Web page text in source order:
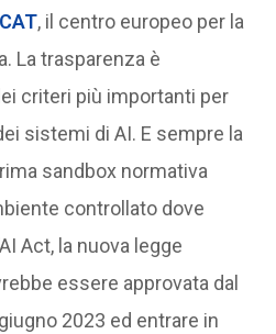
, il centro europeo per la
La trasparenza è
criteri più importanti per
sistemi di AI. E sempre la
sandbox normativa
controllato dove
Act, la nuova legge
essere approvata dal
2023 ed entrare in